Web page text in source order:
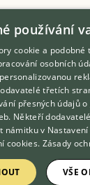
O nás
Kontakt
používání
cookie a
osobních
třetích
přesných údajů
Někteří
námitku v
cookies. Zásady
VŠE